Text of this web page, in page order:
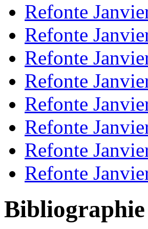
Refonte
Refonte
Refonte
Refonte
Refonte
Refonte
Refonte
Refonte
Bibliographie